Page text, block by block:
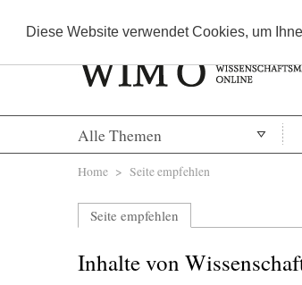
Diese Website verwendet Cookies, um
Alle Themen
Sie sind hier
Home > Seite empfehlen
Seite empfehlen
Inhalte von